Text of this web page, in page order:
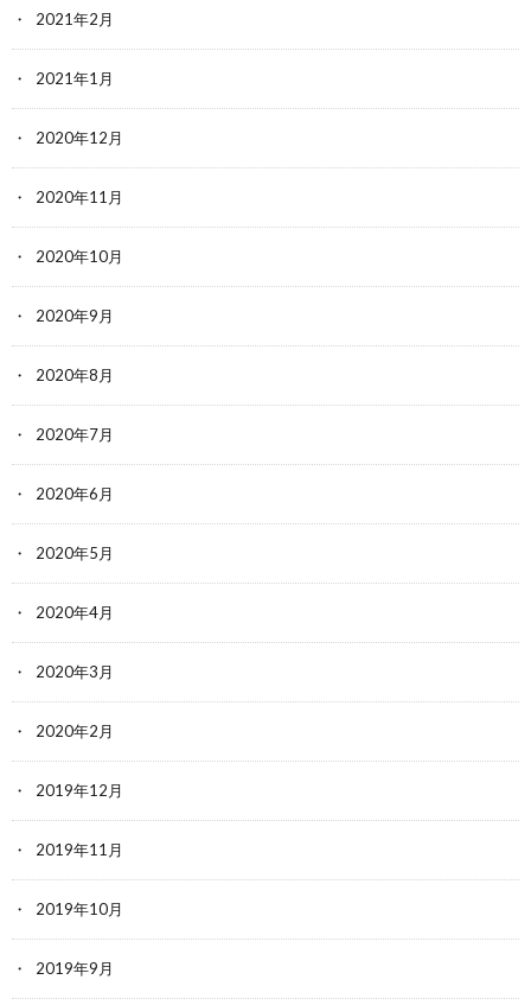
2021年2月
2021年1月
2020年12月
2020年11月
2020年10月
2020年9月
2020年8月
2020年7月
2020年6月
2020年5月
2020年4月
2020年3月
2020年2月
2019年12月
2019年11月
2019年10月
2019年9月